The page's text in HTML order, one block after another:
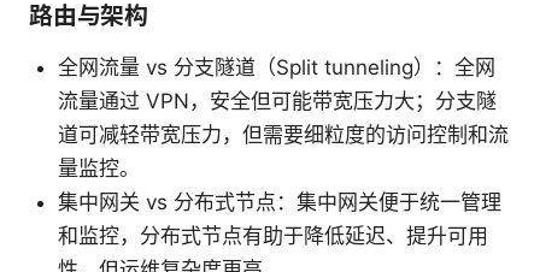
路由与架构
全网流量 vs 分支隧道（Split tunneling）：全网
流量通过 VPN，安全但可能带宽压力大；分支隧
道可减轻带宽压力，但需要细粒度的访问控制和流
量监控。
集中网关 vs 分布式节点：集中网关便于统一管理
和监控，分布式节点有助于降低延迟、提升可用